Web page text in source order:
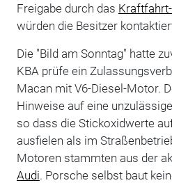
Freigabe durch das
würden die Besitzer
Die "Bild am Sonntag" hatte
KBA prüfe ein
Macan mit V6-Diesel-Motor.
Hinweise auf eine
so dass die Stickoxidwerte
ausfielen als im
Motoren stammten aus der
Audi. Porsche selbst baut